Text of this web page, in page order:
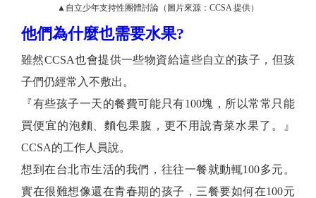
▲自立少年支持性團體討論（圖片來源：CCSA 提供）
他們為什麼也需要水果?
雖然CCSA也會提供一些物資給這些自立的孩子，但孩
子們仍經常入不敷出。
『有些孩子一天的餐費可能只有100塊，所以常常只能
買便宜的泡麵、麵包果腹，更不用說青菜水果了。』
CCSA的工作人員說。
想到在台北市生活的我們，往往一餐就動輒100多元。
實在很難想像還在青春期的孩子，三餐要如何在100元